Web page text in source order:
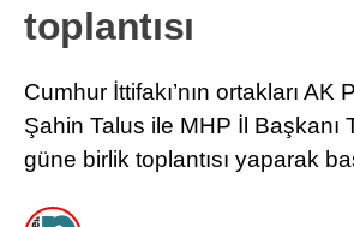
toplantısı
Cumhur İttifakı’nın ortakları AK
Şahin Talus ile MHP İl Başkanı
güne birlik toplantısı yaparak